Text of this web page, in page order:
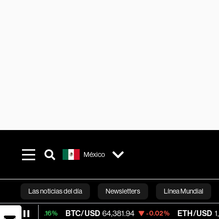
México
Las noticias del día Newsletters Línea Mundial
Bloomberg
BTC/USD 64,381.94 -0.02% ETH/USD 1,906.245